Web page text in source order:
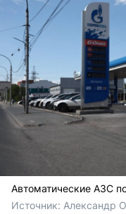
Автоматические АЗС
Источник: Александр